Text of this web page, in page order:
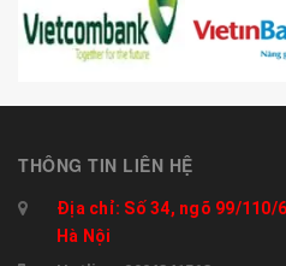
THÔNG TIN LIÊN HỆ
Địa chỉ: Số 34, ngõ 99/110/
Hà Nội